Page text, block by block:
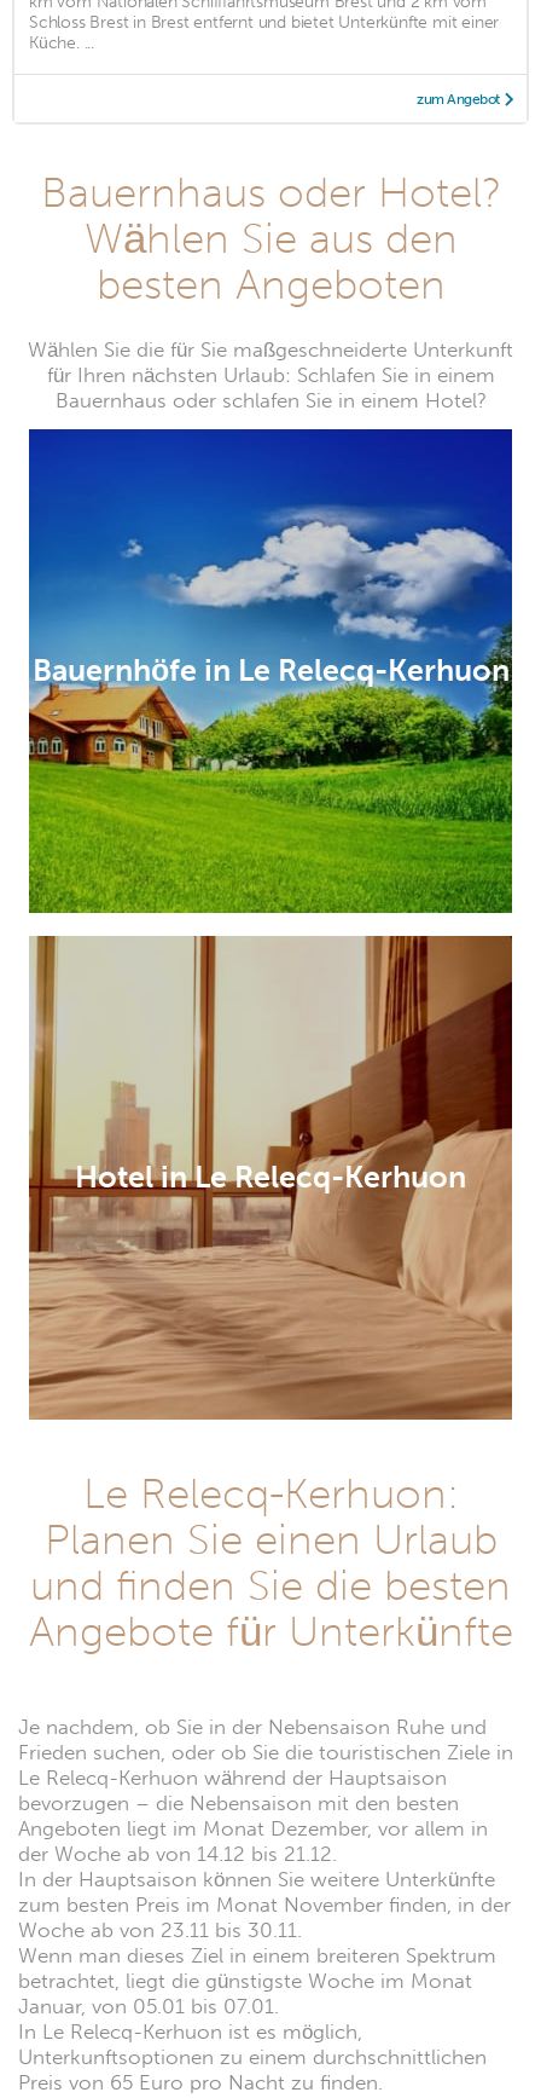
Schloss Brest in Brest entfernt und bietet Unterkünfte mit einer
Küche. ...
zum Angebot
Bauernhaus oder Hotel?
Wählen Sie aus den
besten Angeboten
Wählen Sie die für Sie maßgeschneiderte Unterkunft
für Ihren nächsten Urlaub: Schlafen Sie in einem
Bauernhaus oder schlafen Sie in einem Hotel?
Bauernhöfe in Le Relecq-Kerhuon
Hotel in Le Relecq-Kerhuon
Le Relecq-Kerhuon:
Planen Sie einen Urlaub
und finden Sie die besten
Angebote für Unterkünfte
Je nachdem, ob Sie in der Nebensaison Ruhe und
Frieden suchen, oder ob Sie die touristischen Ziele in
Le Relecq-Kerhuon während der Hauptsaison
bevorzugen – die Nebensaison mit den besten
Angeboten liegt im Monat Dezember, vor allem in
der Woche ab von 14.12 bis 21.12.
In der Hauptsaison können Sie weitere Unterkünfte
zum besten Preis im Monat November finden, in der
Woche ab von 23.11 bis 30.11.
Wenn man dieses Ziel in einem breiteren Spektrum
betrachtet, liegt die günstigste Woche im Monat
Januar, von 05.01 bis 07.01.
In Le Relecq-Kerhuon ist es möglich,
Unterkunftsoptionen zu einem durchschnittlichen
Preis von 65 Euro pro Nacht zu finden.